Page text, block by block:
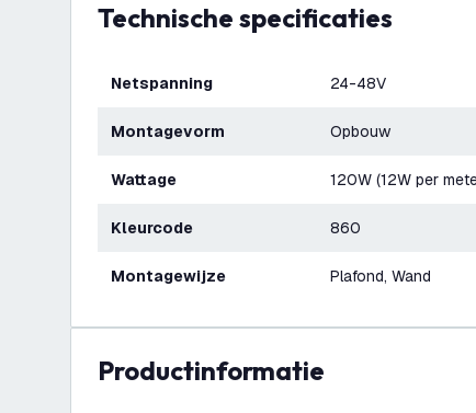
Technische specificaties
Netspanning 24-48V
Montagevorm Opbouw
Wattage 120W (12W per
Kleurcode 860
Montagewijze Plafond, Wand
productinformatie